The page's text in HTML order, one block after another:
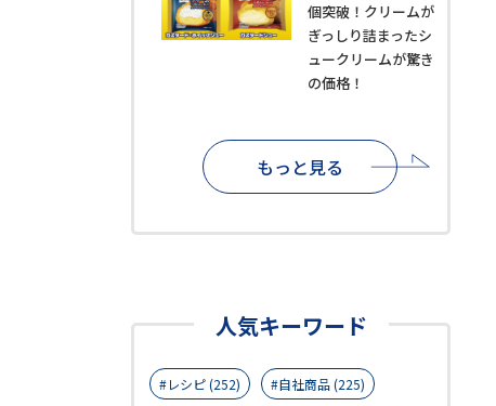
個突破！クリームが
ぎっしり詰まったシ
ュークリームが驚き
の価格！
もっと見る
人気キーワード
レシピ (252) 自社商品 (225)